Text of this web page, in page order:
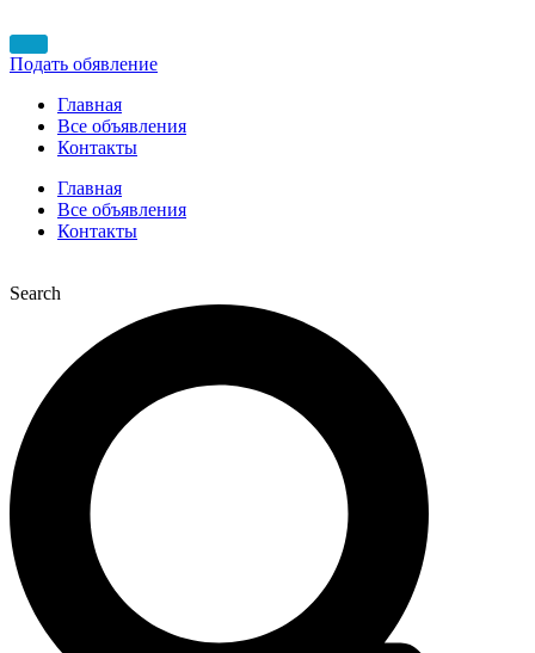
Подать обявление
Главная
Все объявления
Контакты
Главная
Все объявления
Контакты
Search